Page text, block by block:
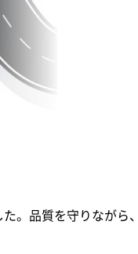
。品質を守りながら